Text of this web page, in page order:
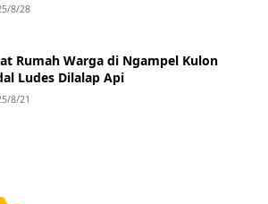
8/28
Rumah Warga di Ngampel Kulon
Ludes Dilalap Api
8/21